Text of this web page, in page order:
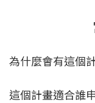
為什麼會有這個
這個計畫適合誰